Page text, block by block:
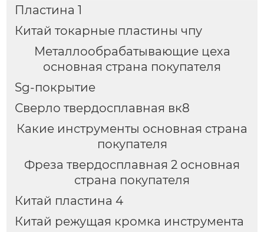
Пластина 1
Китай токарные пластины чпу
Металлообрабатывающие цеха
основная страна покупателя
Sg-покрытие
Сверло твердосплавная вк8
Какие инструменты основная страна
покупателя
Фреза твердосплавная 2 основная
страна покупателя
Китай пластина 4
Китай режущая кромка инструмента